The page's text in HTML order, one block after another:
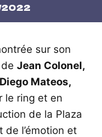
sur son
Jean Colonel,
Diego Mateos,
le ring et en
de la Plaza
l’émotion et